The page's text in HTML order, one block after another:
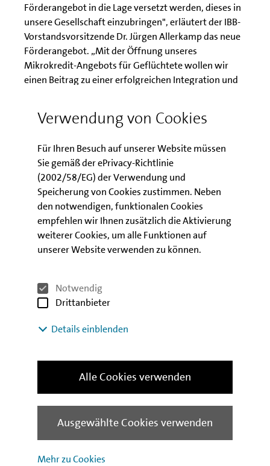
Verwendung von Cookies
Für Ihren Besuch auf unserer Website müssen
Sie gemäß der ePrivacy-Richtlinie
(2002/58/EG) der Verwendung und
Speicherung von Cookies zustimmen. Neben
den notwendigen, funktionalen Cookies
empfehlen wir Ihnen zusätzlich die Aktivierung
weiterer Cookies, um alle Funktionen auf
unserer Website verwenden zu können.
Notwendig
Drittanbieter
Details einblenden
Mehr zu Cookies
Ausgewählte Cookies verwenden
Alle Cookies verwenden
Förderangebot in die Lage versetzt werden, dieses in
unsere Gesellschaft einzubringen", erläutert der IBB-
Vorstandsvorsitzende Dr. Jürgen Allerkamp das neue
Förderangebot. „Mit der Öffnung unseres
Mikrokredit-Angebots für Geflüchtete wollen wir
einen Beitrag zu einer erfolgreichen Integration und
Betriebe, begrüßt dieses Angebot der
Investitionsbank: „Dies ist ein Signal an diejenigen
unter den Geflüchteten, die sich selbstständig
machen möchten und über das nötige Know-how
verfügen. Die Öffnung des Mikrokreditangebots
stellt eine hilfreiche Ergänzung zu dem vielfältigen
privaten und öffentlichen Engagement für
Geflüchtete dar. Auch ist es ein wichtiger
Antragsteller*innen, dass diese sich nun – sofern
deren Vorhaben für eine Förderung in Frage kommen
– in Berlin eine neue Existenz aufbauen und sichern
Information zu dem Programm gibt die :
Kundenberatung Wirtschaftsförderung
Bundesallee 210